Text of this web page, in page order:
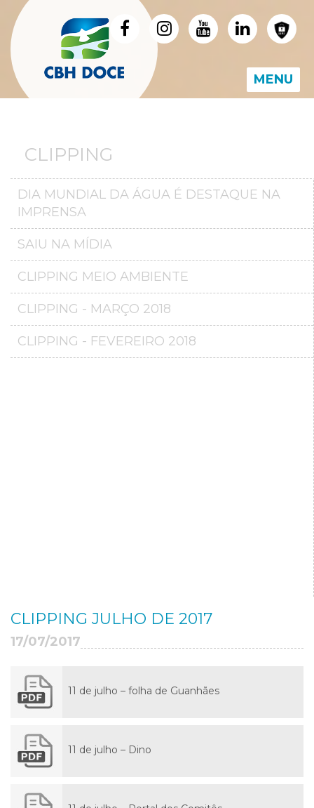
MENU
CLIPPING
DIA MUNDIAL DA ÁGUA É DESTAQUE NA
IMPRENSA
SAIU NA MÍDIA
CLIPPING MEIO AMBIENTE
CLIPPING - MARÇO 2018
CLIPPING - FEVEREIRO 2018
CLIPPING JULHO DE 2017
17/07/2017
11 de julho – folha de Guanhães
11 de julho – Dino